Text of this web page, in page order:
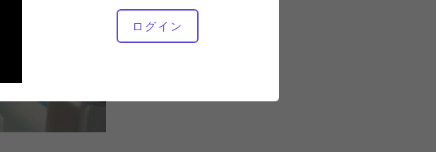
ログイン
必要な機材
リフォーマー